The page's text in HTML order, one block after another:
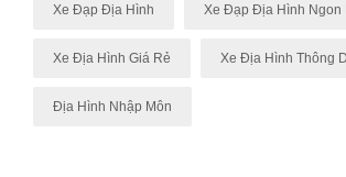
Xe Đạp Địa Hình Xe Đạp Địa Hình Ngon
Xe Địa Hình Giá Rẻ Xe Địa Hình Thông
Địa Hình Nhập Môn